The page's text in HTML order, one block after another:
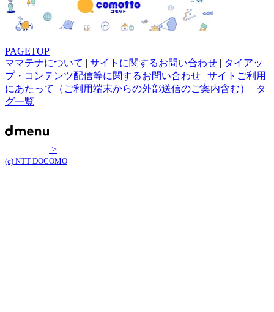
PAGETOP
ママテナについて | サイトに関するお問い合わせ | タイアッ
プ・コンテンツ配信等に関するお問い合わせ | サイトご利用
にあたって（ご利用端末からの外部送信のご案内含む） | タ
グ一覧
>
(c) NTT DOCOMO